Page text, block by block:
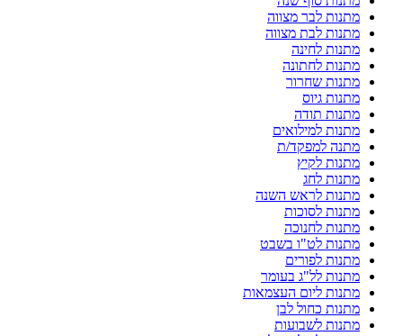
מתנות לבר מצווה
מתנות לבת מצווה
מתנות לחינה
מתנות לחתונה
מתנות שחרור
מתנות גיוס
מתנות תודה
מתנות למילואים
מתנה למפקד/ת
מתנות לקיץ
מתנות לחג
מתנות לראש השנה
מתנות לסוכות
מתנות לחנוכה
מתנות לט"ו בשבט
מתנות לפורים
מתנות לל"ג בעומר
מתנות ליום העצמאות
מתנות כחול לבן
מתנות לשבועות